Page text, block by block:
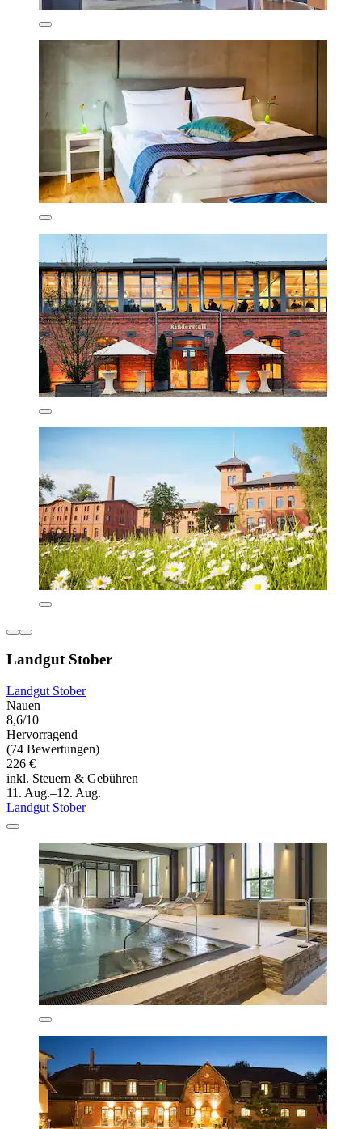
Landgut Stober
Landgut Stober
Nauen
8,6/10
Hervorragend
(74 Bewertungen)
226 €
inkl. Steuern & Gebühren
11. Aug.–12. Aug.
Landgut Stober